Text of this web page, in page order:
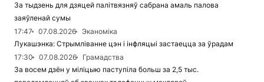
За тыдзень для дзяцей палітвязняў сабрана амаль палова
заяўленай сумы
17:47
07.08.2026
Эканоміка
Лукашэнка: Стрымліванне цэн і інфляцыі застаецца за ўрадам
17:30
07.08.2026
Грамадства
За восем дзён у міліцыю паступіла больш за 2,5 тыс.